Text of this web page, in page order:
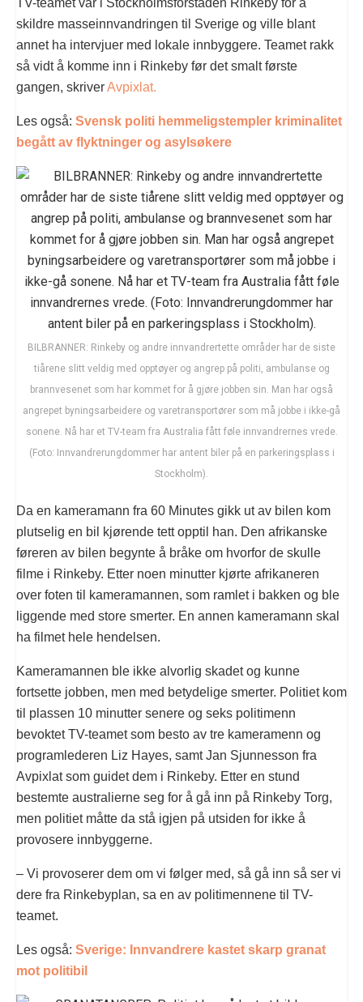
skildre masseinnvandringen til Sverige og ville blant
annet ha intervjuer med lokale innbyggere. Teamet rakk
så vidt å komme inn i Rinkeby før det smalt første
gangen, skriverAvpixlat.
Les også: Svensk politi hemmeligstempler kriminalitet
begått av flyktninger og asylsøkere
BILBRANNER: Rinkeby og andre innvandrertette områder har de siste
tiårene slitt veldig med opptøyer og angrep på politi, ambulanse og
brannvesenet som har kommet for å gjøre jobben sin. Man har også
angrepet byningsarbeidere og varetransportører som må jobbe i ikke-gå
sonene. Nå har et TV-team fra Australia fått føle innvandrernes vrede.
(Foto: Innvandrerungdommer har antent biler på en parkeringsplass i
Stockholm).
Da en kameramann fra 60 Minutes gikk ut av bilen kom
plutselig en bil kjørende tett opptil han. Den afrikanske
føreren av bilen begynte å bråke om hvorfor de skulle
filme i Rinkeby. Etter noen minutter kjørte afrikaneren
over foten til kameramannen, som ramlet i bakken og ble
liggende med store smerter. En annen kameramann skal
ha filmet hele hendelsen.
Kameramannen ble ikke alvorlig skadet og kunne
fortsette jobben, men med betydelige smerter. Politiet kom
til plassen 10 minutter senere og seks politimenn
bevoktet TV-teamet som besto av tre kameramenn og
programlederen Liz Hayes, samt Jan Sjunnesson fra
Avpixlat som guidet dem i Rinkeby. Etter en stund
bestemte australierne seg for å gå inn på Rinkeby Torg,
men politiet måtte da stå igjen på utsiden for ikke å
provosere innbyggerne.
– Vi provoserer dem om vi følger med, så gå inn så ser vi
dere fra Rinkebyplan, sa en av politimennene til TV-
teamet.
Les også: Sverige: Innvandrere kastet skarp granat
mot politibil